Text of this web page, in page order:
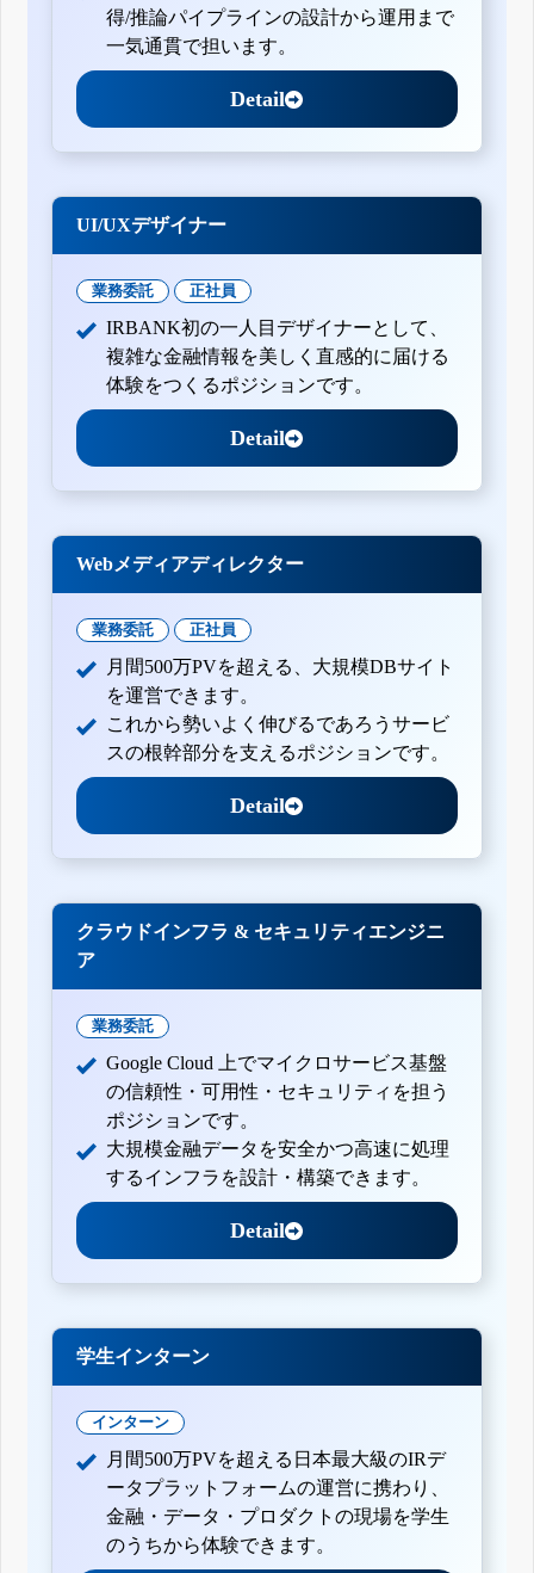
得/推論パイプラインの設計から運用まで
一気通貫で担います。
Detail
UI/UXデザイナー
業務委託 正社員
IRBANK初の一人目デザイナーとして、
複雑な金融情報を美しく直感的に届ける
体験をつくるポジションです。
Detail
Webメディアディレクター
業務委託 正社員
月間500万PVを超える、大規模DBサイト
を運営できます。
これから勢いよく伸びるであろうサービ
スの根幹部分を支えるポジションです。
Detail
クラウドインフラ & セキュリティエンジニ
ア
業務委託
Google Cloud 上でマイクロサービス基盤
の信頼性・可用性・セキュリティを担う
ポジションです。
大規模金融データを安全かつ高速に処理
するインフラを設計・構築できます。
Detail
学生インターン
インターン
月間500万PVを超える日本最大級のIRデ
ータプラットフォームの運営に携わり、
金融・データ・プロダクトの現場を学生
のうちから体験できます。